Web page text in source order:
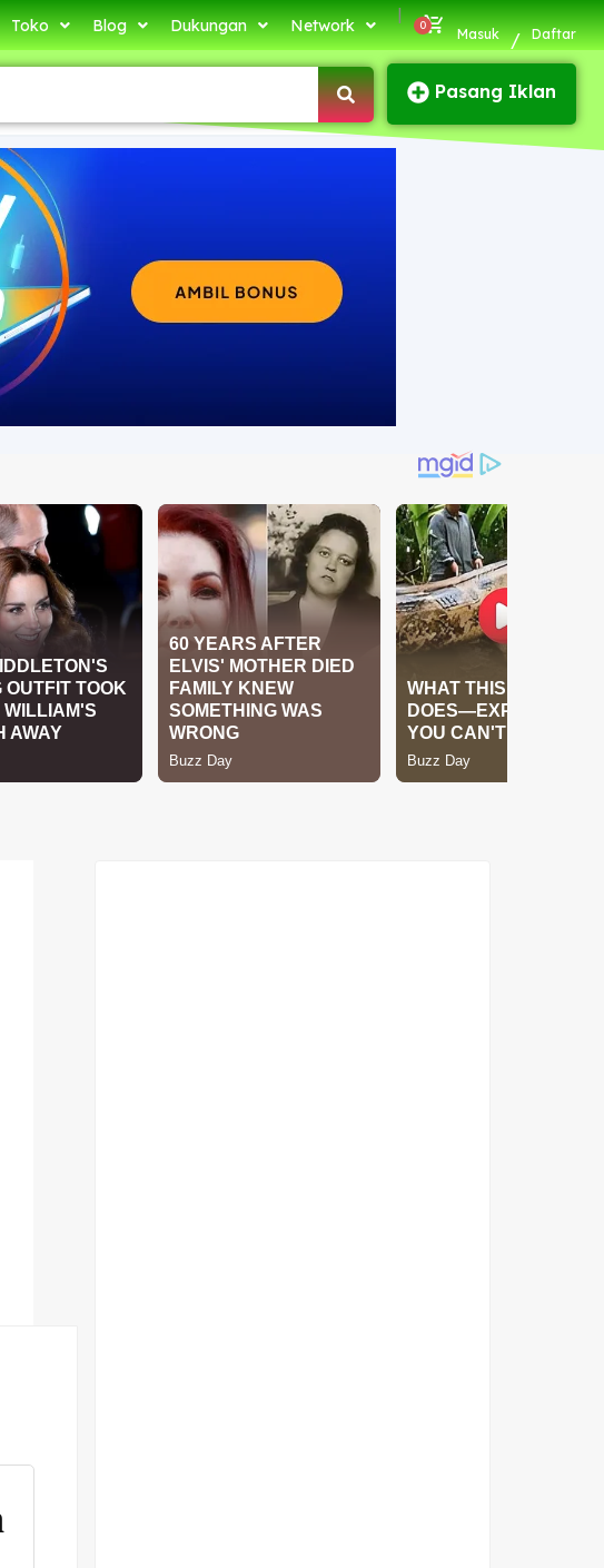
Toko Blog Dukungan Network
|
Masuk / Daftar
Pasang Iklan